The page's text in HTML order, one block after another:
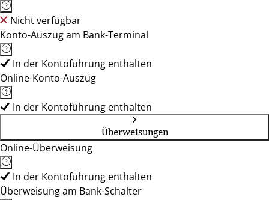
Nicht verfügbar
Konto-Auszug am Bank-Terminal
In der Kontoführung enthalten
Online-Konto-Auszug
In der Kontoführung enthalten
Überweisungen
Online-Überweisung
In der Kontoführung enthalten
Überweisung am Bank-Schalter